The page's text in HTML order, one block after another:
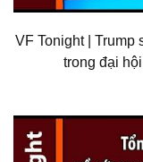
VF Tonight |
trong đại